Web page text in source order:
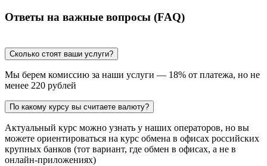
Ответы на важные вопросы (FAQ)
Сколько стоят ваши услуги?
Мы берем комиссию за наши услуги — 18% от платежа, но не
менее 220 рублей
По какому курсу вы считаете валюту?
Актуальный курс можно узнать у наших операторов, но вы
можете ориентироваться на курс обмена в офисах российских
крупных банков (тот вариант, где обмен в офисах, а не в
онлайн-приложениях)